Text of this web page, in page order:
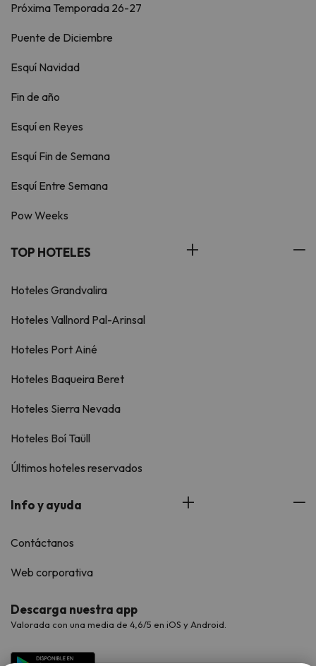
Próxima Temporada 26-27
Puente de Diciembre
Esquí Navidad
Fin de año
Esquí en Reyes
Esquí Fin de Semana
Esquí Entre Semana
Pow Weeks
TOP HOTELES
Hoteles Grandvalira
Hoteles Vallnord Pal-Arinsal
Hoteles Port Ainé
Hoteles Baqueira Beret
Hoteles Sierra Nevada
Hoteles Boí Taüll
Últimos hoteles reservados
Info y ayuda
Contáctanos
Web corporativa
Descarga nuestra app
Valorada con una media de 4,6/5 en iOS y Android.